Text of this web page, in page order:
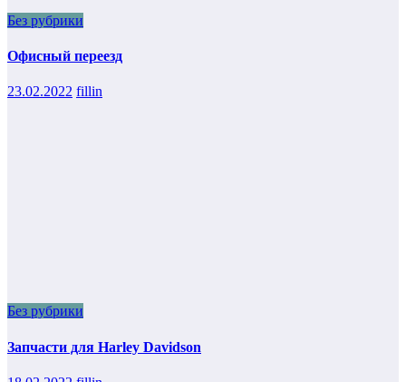
Без рубрики
Офисный переезд
23.02.2022 fillin
Без рубрики
Запчасти для Harley Davidson